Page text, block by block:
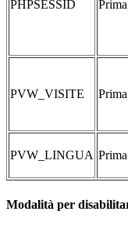
PHPSESSID
PVW_VISITE
PVW_LINGUA
Modalità per